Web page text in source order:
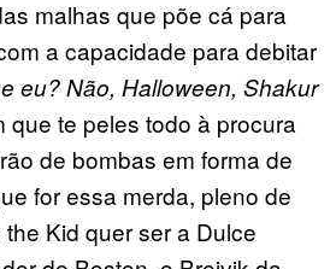
malhas que põe cá para
a capacidade para debitar
eu? Não, Halloween, Shakur
te peles todo à procura
de bombas em forma de
for essa merda, pleno de
Kid quer ser a Dulce